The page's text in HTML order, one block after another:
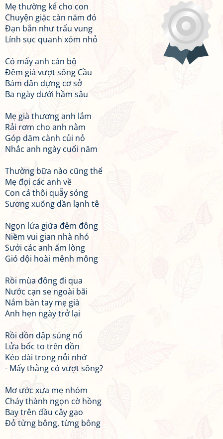
Mẹ thường kể cho con
Chuyện giặc càn năm đó
Đạn bắn như trấu vung
Lính sục quanh xóm nhỏ
Có mấy anh cán bộ
Đêm giá vượt sông Cầu
Bám dân dựng cơ sở
Ba ngày dưới hầm sâu
Mẹ già thương anh lắm
Rải rơm cho anh nằm
Góp dăm cành củi nỏ
Nhắc anh ngày cuối năm
Thường bữa nào cũng thế
Mẹ đợi các anh về
Con cá thôi quẫy sóng
Sương xuống dần lạnh tê
Ngọn lửa giữa đêm đông
Niềm vui gian nhà nhỏ
Sưởi các anh ấm lòng
Gió dội hoài mênh mông
Rồi mùa đông đi qua
Nước cạn se ngoài bãi
Nắm bàn tay mẹ già
Anh hẹn ngày trở lại
Rồi dồn dập súng nổ
Lửa bốc to trên đồn
Kéo dài trong nỗi nhớ
- Mấy thằng có vượt sông?
Mơ ước xưa mẹ nhóm
Cháy thành ngọn cờ hồng
Bay trên đầu cây gạo
Đỏ từng bông, từng bông